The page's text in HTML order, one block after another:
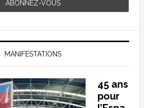
MANIFESTATIONS
45 ans
pour